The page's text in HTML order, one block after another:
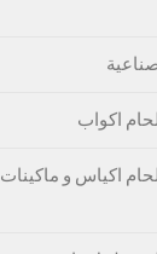
اكواب
اكياس و ماكينات